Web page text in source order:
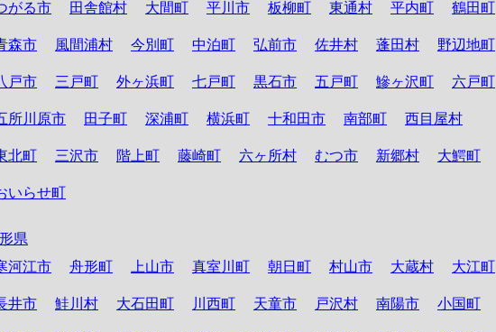
がる市
田舎館村 大間町 平川市 板柳町 東通村 平内町 鶴田町
森市 風間浦村 今別町 中泊町 弘前市 佐井村 蓬田村 野辺地町
戸市 三戸町 外ヶ浜町 七戸町 黒石市 五戸町 鰺ヶ沢町 六戸町
所川原市 田子町 深浦町 横浜町 十和田市 南部町 西目屋村
北町 三沢市 階上町 藤崎町 六ヶ所村 むつ市 新郷村 大鰐町
いらせ町
県
河江市
舟形町 上山市 真室川町 朝日町 村山市 大蔵村 大江町
井市 鮭川村 大石田町 川西町 天童市 戸沢村 南陽市 小国町